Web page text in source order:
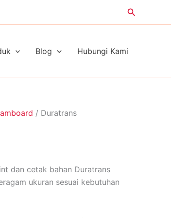
Search
Blog Hubungi Kami
/ Duratrans
dan cetak bahan Duratrans
ukuran sesuai kebutuhan